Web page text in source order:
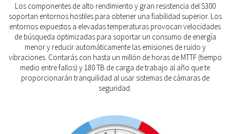
Los componentes de alto rendimiento y gran resistencia del S300
soportan entornos hostiles para obtener una fiabilidad superior. Los
entornos expuestos a elevadas temperaturas provocan velocidades
de búsqueda optimizadas para soportar un consumo de energía
menor y reducir automáticamente las emisiones de ruido y
vibraciones. Contarás con hasta un millón de horas de MTTF (tiempo
medio entre fallos) y 180 TB de carga de trabajo al año que te
proporcionarán tranquilidad al usar sistemas de cámaras de
seguridad.